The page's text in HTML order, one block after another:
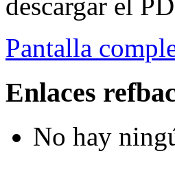
Pantalla
Enlaces
No hay